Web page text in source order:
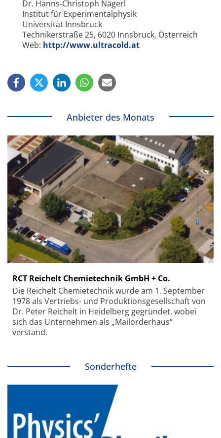
Dr. Hanns-Christoph Nägerl
Institut für Experimentalphysik
Universität Innsbruck
Technikerstraße 25, 6020 Innsbruck, Österreich
Web: http://www.ultracold.at
Anbieter des Monats
RCT Reichelt Chemietechnik GmbH + Co.
Die Reichelt Chemietechnik wurde am 1. September
1978 als Vertriebs- und Produktionsgesellschaft von
Dr. Peter Reichelt in Heidelberg gegründet, wobei
sich das Unternehmen als „Mailorderhaus“
verstand.
Sonderhefte